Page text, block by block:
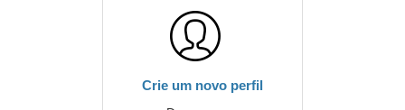
Crie um novo perfil